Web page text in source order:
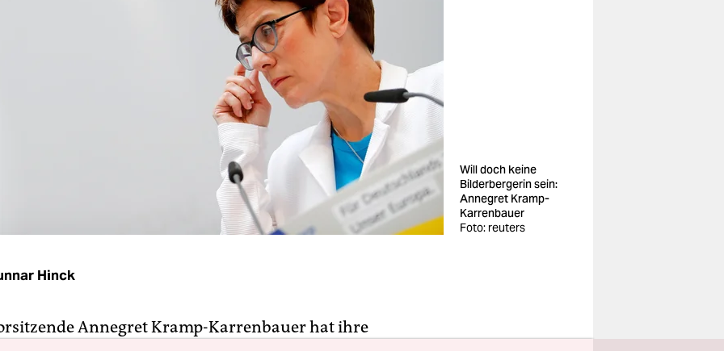
Will doch keine
Bilderbergerin sein:
Annegret Kramp-
Karrenbauer
Foto: reuters
Hinck
Annegret Kramp-Karrenbauer hat ihre